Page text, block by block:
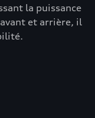
la puissance
et arrière, il